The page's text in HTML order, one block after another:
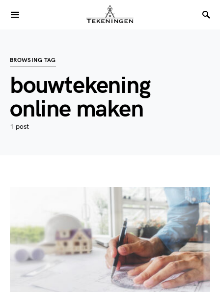
BROWSING TAG
bouwtekening
online maken
1 post